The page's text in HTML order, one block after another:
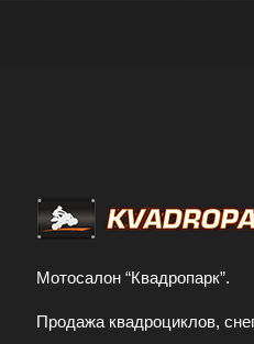
Мотосалон “Квадропарк”.
Продажа квадроциклов,